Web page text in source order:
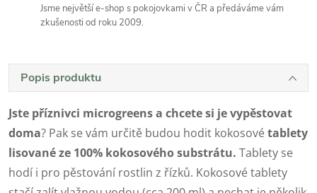
Jsme největší e-shop s pokojovkami v ČR a předáváme vám
zkušenosti od roku 2009.
Popis produktu
Jste příznivci microgreens a chcete si je vypěstovat
doma? Pak se vám určitě budou hodit kokosovétablety
lisované ze 100% kokosového substrátu. Tablety se
hodí i pro pěstování rostlin z řízků. Kokosové tablety